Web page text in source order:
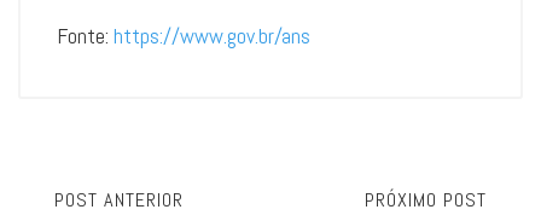
Fonte: https://www.gov.br/ans
POST ANTERIOR PRÓXIMO POST